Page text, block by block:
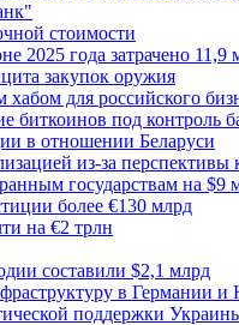
стоимости
2025 года затрачено 11,9
закупок оружия
для российского
биткоинов под контроль
в отношении Беларуси
из-за перспективы
государствам на $9
более €130 млрд
на €2 трлн
составили $2,1 млрд
в Германии и
поддержки